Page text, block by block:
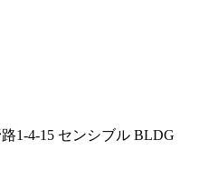
1-4-15 センシブル BLDG